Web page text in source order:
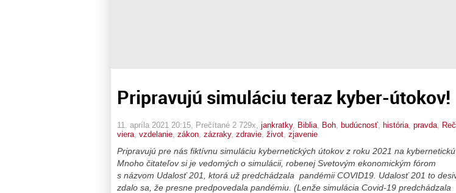
Pripravujú simuláciu teraz kyber-útokov!
11. apríla 2021 20:15 , Prečítané 2 729x, jankratky, Biblia Boh budúcnosť história pravda Reč
viera vzdelanie zákon zázraky, zdravie život zjavenie
Pripravujú pre nás fiktívnu simuláciu kybernetických útokov z roku 2021 na
Mnoho čitateľov si je vedomých o simulácii, robenej Svetovým ekonomickým fórom
s názvom Udalosť 201, ktorá už predchádzala pandémii COVID19. Udalosť 201 to
zdalo sa, že presne predpovedala pandémiu. (Lenže simulácia Covid-19 predchádzala